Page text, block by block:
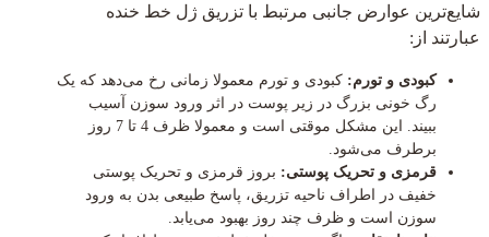
شایع‌ترین عوارض جانبی مرتبط با تزریق ژل خط خنده
عبارتند از:
کبودی و تورم: کبودی و تورم معمولا زمانی رخ می‌دهد که یک
رگ خونی بزرگ در زیر پوست در اثر ورود سوزن آسیب
ببیند. این مشکل موقتی است و معمولا ظرف 4 تا 7 روز
برطرف می‌شود.
قرمزی و تحریک پوستی: بروز قرمزی و تحریک پوستی
خفیف در اطراف ناحیه تزریق، پاسخ طبیعی بدن به ورود
سوزن است و ظرف چند روز بهبود می‌یابد.